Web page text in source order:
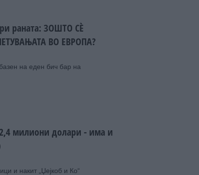
раната: ЗОШТО СÈ
ВО ЕВРОПА?
на еден бич бар на
милиони долари - има и
и накит „Џејкоб и Ко“